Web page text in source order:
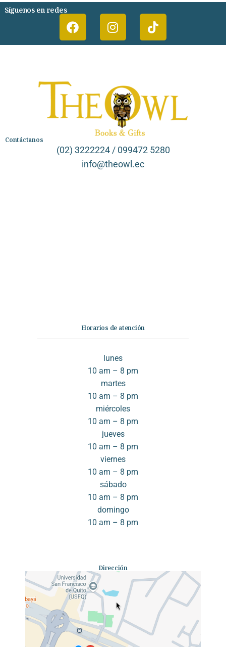
Síguenos en redes
Contáctanos
(02) 3222224 / 099472 5280
info@theowl.ec
Horarios de atención
lunes
10 am – 8 pm
martes
10 am – 8 pm
miércoles
10 am – 8 pm
jueves
10 am – 8 pm
viernes
10 am – 8 pm
sábado
10 am – 8 pm
domingo
10 am – 8 pm
Dirección